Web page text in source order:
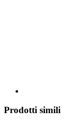
Prodotti simili